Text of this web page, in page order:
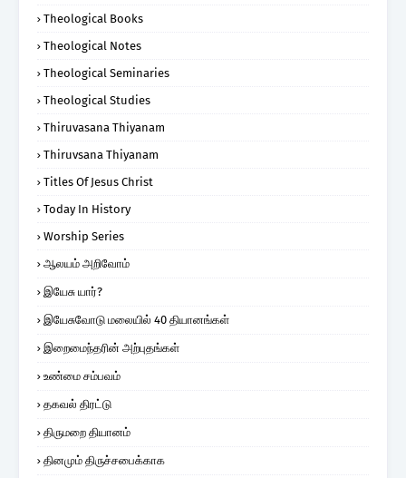
Theological Books
Theological Notes
Theological Seminaries
Theological Studies
Thiruvasana Thiyanam
Thiruvsana Thiyanam
Titles Of Jesus Christ
Today In History
Worship Series
ஆலயம் அறிவோம்
இயேசு யார்?
இயேசுவோடு மலையில் 40 தியானங்கள்
இறைமைந்தரின் அற்புதங்கள்
உண்மை சம்பவம்
தகவல் திரட்டு
திருமறை தியானம்
தினமும் திருச்சபைக்காக